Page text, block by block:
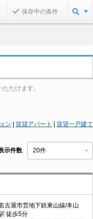
保存中の条件
だけます。
ン 賃貸アパート 賃貸一戸建て
示件数
古屋市営地下鉄東山線/本山
徒歩5分